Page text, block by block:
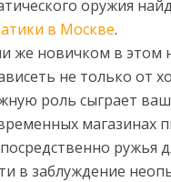
оружия
в Москве.
же новичком в этом
не только от
роль сыграет
магазинах
ружья
в заблуждение